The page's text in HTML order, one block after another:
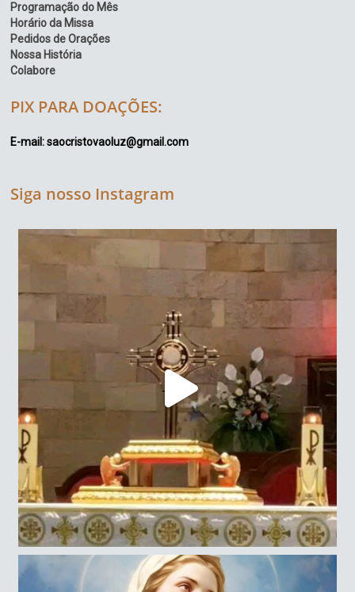
Programação do Mês
Horário da Missa
Pedidos de Orações
Nossa História
Colabore
PIX PARA DOAÇÕES:
E-mail: saocristovaoluz@gmail.com
Siga nosso Instagram